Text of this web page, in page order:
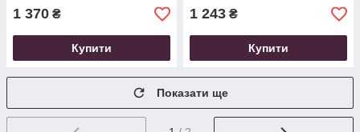
1 370 ₴
Купити
1 243 ₴
Купити
Показати ще